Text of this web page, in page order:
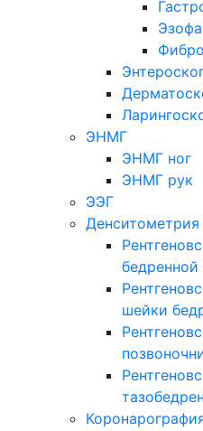
ЭНМГ
ЭНМГ ног
ЭНМГ рук
ЭЭГ
Денситометрия
бедренной
шейки